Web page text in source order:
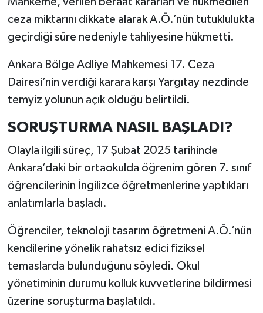
ceza miktarını dikkate alarak A.Ö.’nün tutuklulukta
geçirdiği süre nedeniyle tahliyesine hükmetti.
Ankara Bölge Adliye Mahkemesi 17. Ceza
Dairesi’nin verdiği karara karşı Yargıtay nezdinde
temyiz yolunun açık olduğu belirtildi.
SORUŞTURMA NASIL BAŞLADI?
Olayla ilgili süreç, 17 Şubat 2025 tarihinde
Ankara’daki bir ortaokulda öğrenim gören 7. sınıf
öğrencilerinin İngilizce öğretmenlerine yaptıkları
anlatımlarla başladı.
Öğrenciler, teknoloji tasarım öğretmeni A.Ö.’nün
kendilerine yönelik rahatsız edici fiziksel
temaslarda bulunduğunu söyledi. Okul
yönetiminin durumu kolluk kuvvetlerine bildirmesi
üzerine soruşturma başlatıldı.